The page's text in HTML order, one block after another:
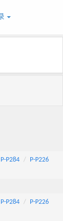
P-P284
P-P226
P-P284
P-P226